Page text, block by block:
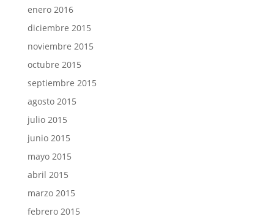
enero 2016
diciembre 2015
noviembre 2015
octubre 2015
septiembre 2015
agosto 2015
julio 2015
junio 2015
mayo 2015
abril 2015
marzo 2015
febrero 2015